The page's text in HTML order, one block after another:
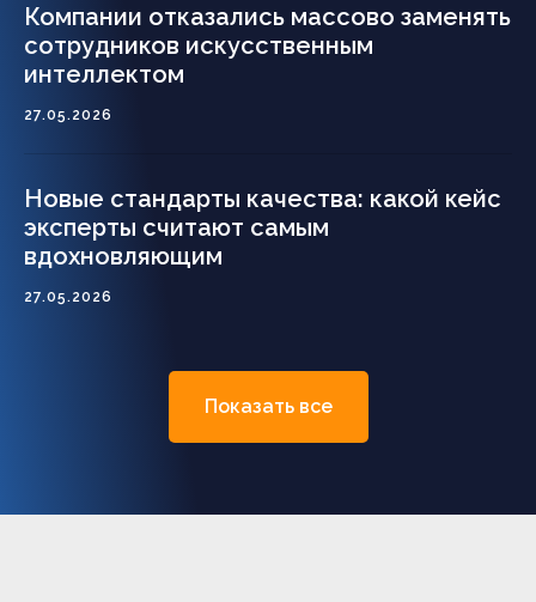
Компании отказались массово заменять
сотрудников искусственным
интеллектом
27.05.2026
Новые стандарты качества: какой кейс
эксперты считают самым
вдохновляющим
27.05.2026
Показать все